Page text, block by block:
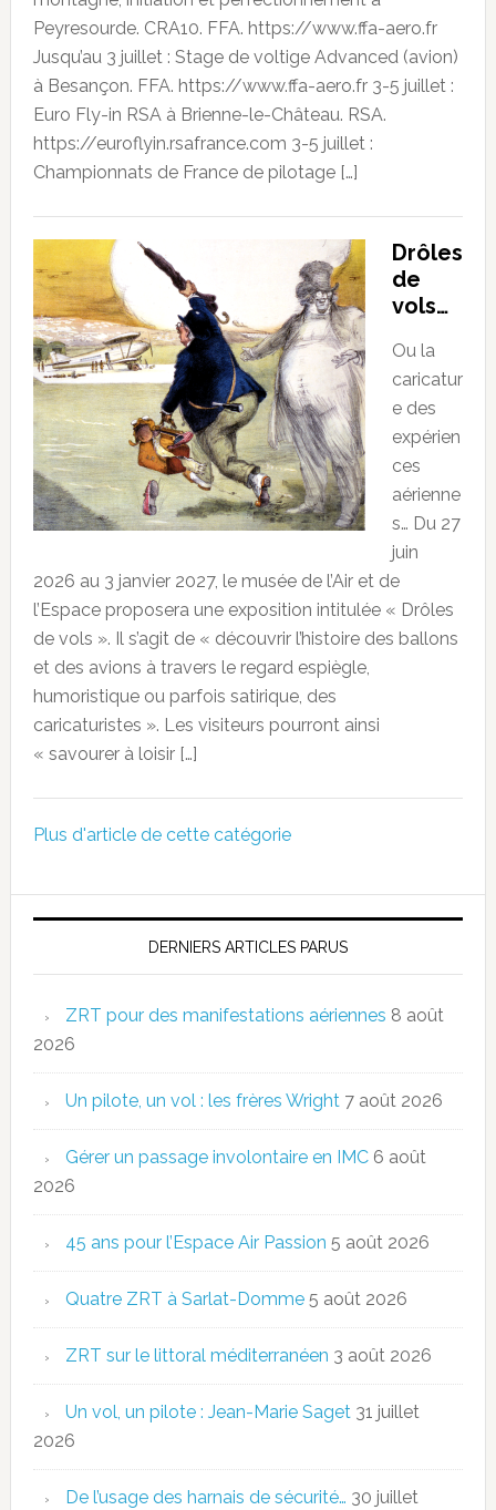
Peyresourde. CRA10. FFA. https://www.ffa-aero.fr
Jusqu’au 3 juillet : Stage de voltige Advanced (avion)
à Besançon. FFA. https://www.ffa-aero.fr 3-5 juillet :
Euro Fly-in RSA à Brienne-le-Château. RSA.
https://euroflyin.rsafrance.com 3-5 juillet :
Championnats de France de pilotage […]
Drôles
de
vols…
Ou la
caricatur
e des
expérien
ces
aérienne
s… Du 27
juin
2026 au 3 janvier 2027, le musée de l’Air et de
l’Espace proposera une exposition intitulée « Drôles
de vols ». Il s’agit de « découvrir l’histoire des ballons
et des avions à travers le regard espiègle,
humoristique ou parfois satirique, des
caricaturistes ». Les visiteurs pourront ainsi
« savourer à loisir […]
Plus d'article de cette catégorie
DERNIERS ARTICLES PARUS
ZRT pour des manifestations aériennes 8 août
2026
Un pilote, un vol : les frères Wright 7 août 2026
Gérer un passage involontaire en IMC 6 août
2026
45 ans pour l’Espace Air Passion 5 août 2026
Quatre ZRT à Sarlat-Domme 5 août 2026
ZRT sur le littoral méditerranéen 3 août 2026
Un vol, un pilote : Jean-Marie Saget 31 juillet
2026
De l’usage des harnais de sécurité… 30 juillet